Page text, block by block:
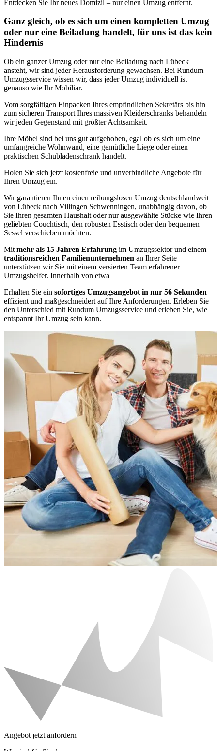
Entdecken Sie Ihr neues Domizil – nur einen Umzug entfernt.
Ganz gleich, ob es sich um einen kompletten Umzug
oder nur eine Beiladung handelt, für uns ist das kein
Hindernis
Ob ein ganzer Umzug oder nur eine Beiladung nach Lübeck
ansteht, wir sind jeder Herausforderung gewachsen. Bei Rundum
Umzugsservice wissen wir, dass jeder Umzug individuell ist –
genauso wie Ihr Mobiliar.
Vom sorgfältigen Einpacken Ihres empfindlichen Sekretärs bis hin
zum sicheren Transport Ihres massiven Kleiderschranks behandeln
wir jeden Gegenstand mit größter Achtsamkeit.
Ihre Möbel sind bei uns gut aufgehoben, egal ob es sich um eine
umfangreiche Wohnwand, eine gemütliche Liege oder einen
praktischen Schubladenschrank handelt.
Holen Sie sich jetzt kostenfreie und unverbindliche Angebote für
Ihren Umzug ein.
Wir garantieren Ihnen einen reibungslosen Umzug deutschlandweit
von Lübeck nach Villingen Schwenningen⁠, unabhängig davon, ob
Sie Ihren gesamten Haushalt oder nur ausgewählte Stücke wie Ihren
geliebten Couchtisch, den robusten Esstisch oder den bequemen
Sessel verschieben möchten.
Mit mehr als 15 Jahren Erfahrung im Umzugssektor und einem
traditionsreichen Familienunternehmen an Ihrer Seite
unterstützen wir Sie mit einem versierten Team erfahrener
Umzugshelfer. Innerhalb von etwa
Erhalten Sie ein sofortiges Umzugsangebot in nur 56 Sekunden –
effizient und maßgeschneidert auf Ihre Anforderungen. Erleben Sie
den Unterschied mit Rundum Umzugsservice und erleben Sie, wie
entspannt Ihr Umzug sein kann.
Angebot jetzt anfordern